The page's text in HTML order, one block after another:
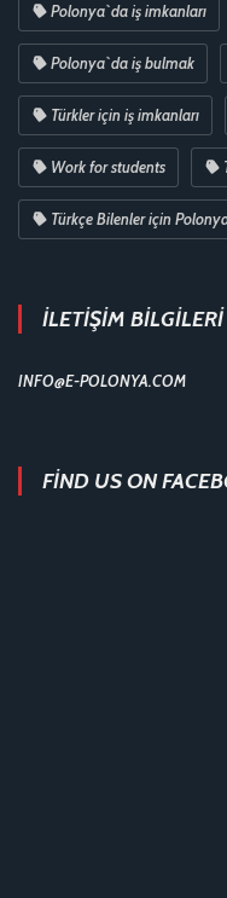
Polonya`da iş imkanları
Polonya`da iş bulmak
Türkler için iş imkanları
Work for students
Türkçe Bilenler için
İLETİŞİM
INFO@E-POLONYA.COM
FIND US ON